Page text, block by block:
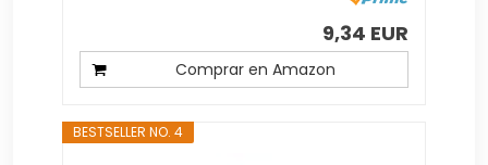
9,34 EUR
Comprar en Amazon
BESTSELLER NO. 4